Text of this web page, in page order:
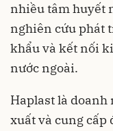
nhiều tâm huyết
nghiên cứu phát
khẩu và kết nối
nước ngoài.
Haplast là
xuất và cung cấp